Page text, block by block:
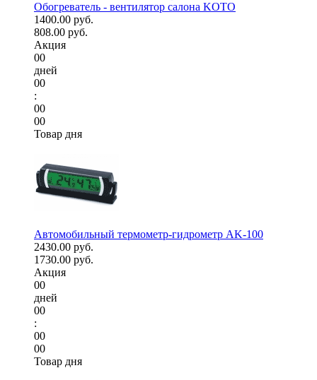
Обогреватель - вентилятор салона KOTO
1400.00 руб.
808.00 руб.
Акция
00
дней
00
:
00
00
Товар дня
Автомобильный термометр-гидрометр AK-100
2430.00 руб.
1730.00 руб.
Акция
00
дней
00
:
00
00
Товар дня